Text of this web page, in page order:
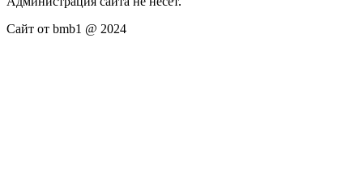
Сайт от bmb1 @ 2024